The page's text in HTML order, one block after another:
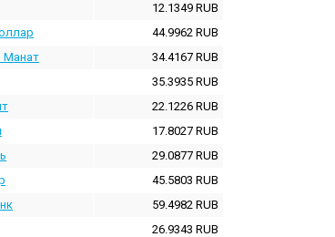
12.1349 RUB
44.9962 RUB
Манат 34.4167 RUB
35.3935 RUB
22.1226 RUB
17.8027 RUB
29.0877 RUB
45.5803 RUB
59.4982 RUB
26.9343 RUB